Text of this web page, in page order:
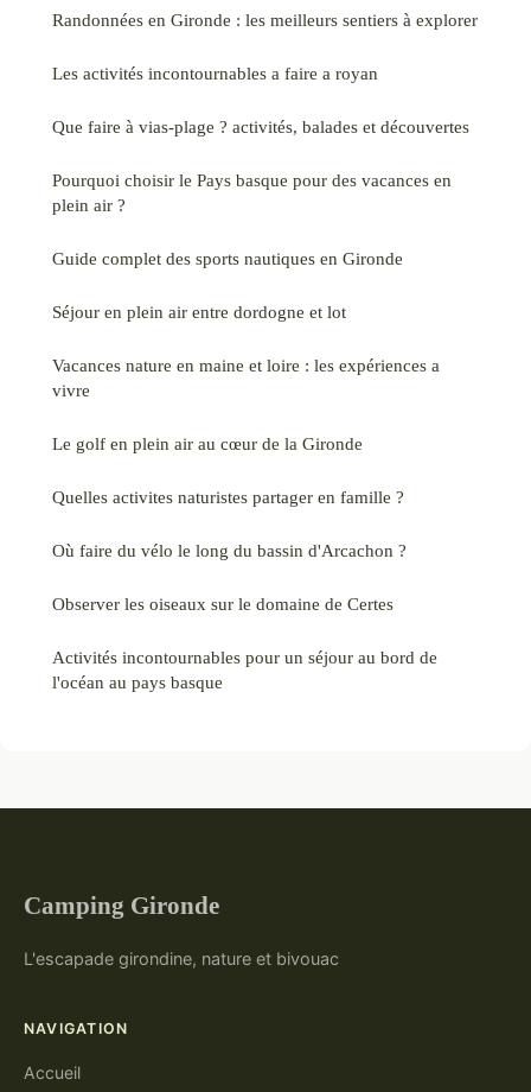
Randonnées en Gironde : les meilleurs sentiers à explorer
Les activités incontournables a faire a royan
Que faire à vias-plage ? activités, balades et découvertes
Pourquoi choisir le Pays basque pour des vacances en
plein air ?
Guide complet des sports nautiques en Gironde
Séjour en plein air entre dordogne et lot
Vacances nature en maine et loire : les expériences a
vivre
Le golf en plein air au cœur de la Gironde
Quelles activites naturistes partager en famille ?
Où faire du vélo le long du bassin d'Arcachon ?
Observer les oiseaux sur le domaine de Certes
Activités incontournables pour un séjour au bord de
l'océan au pays basque
Camping Gironde
L'escapade girondine, nature et bivouac
NAVIGATION
Accueil